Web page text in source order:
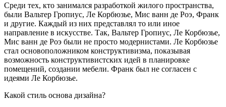
Среди тех, кто занимался разработкой жилого пространства,
были Вальтер Гропиус, Ле Корбюзье, Мис ванн де Роэ, Франк
и другие. Каждый из них представлял то или иное
направление в искусстве. Так, Вальтер Гропиус, Ле Корбюзье,
Мис ванн де Роэ были не просто модернистами. Ле Корбюзье
стал основоположником конструктивизма, показывая
возможность конструктивистских идей в планировке
помещений, создании мебели. Франк был не согласен с
идеями Ле Корбюзье.
Какой стиль основа дизайна?